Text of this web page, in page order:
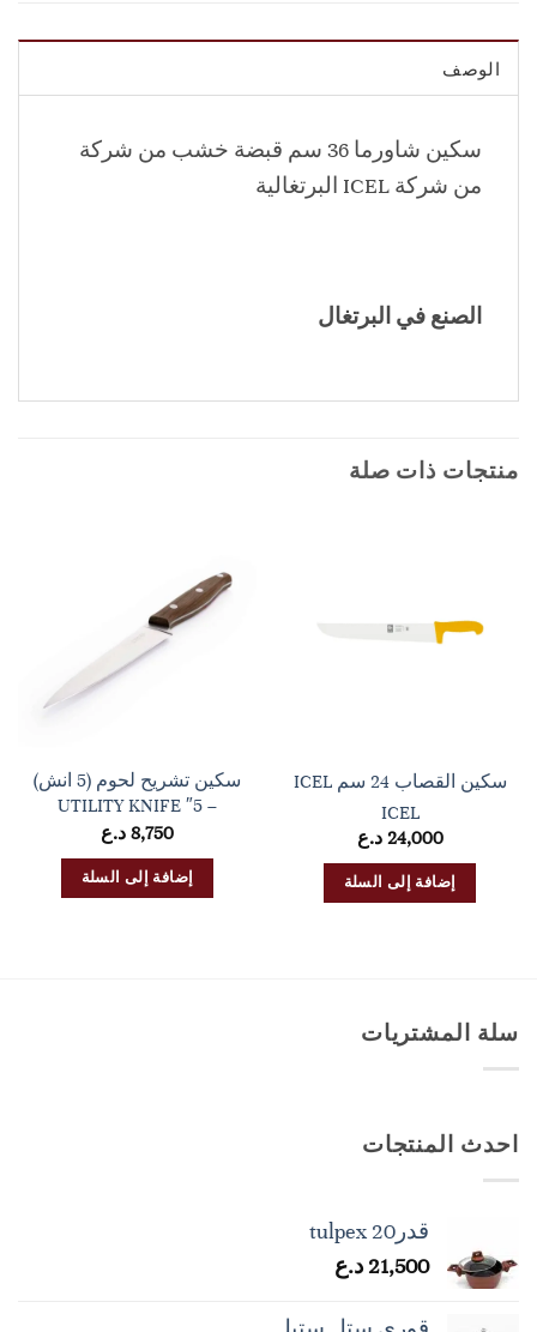
الوصف
سكين شاورما 36 سم قبضة خشب من شركة
من شركة ICEL البرتغالية
الصنع في البرتغال
منتجات ذات صلة
سكين القصاب 24 سم ICEL
ICEL
24,000 د.ع
إضافة إلى السلة
سكين تشريح لحوم (5 انش)
– 5″ UTILITY KNIFE
8,750 د.ع
إضافة إلى السلة
سلة المشتريات
احدث المنتجات
قدرtulpex 20
21,500 د.ع